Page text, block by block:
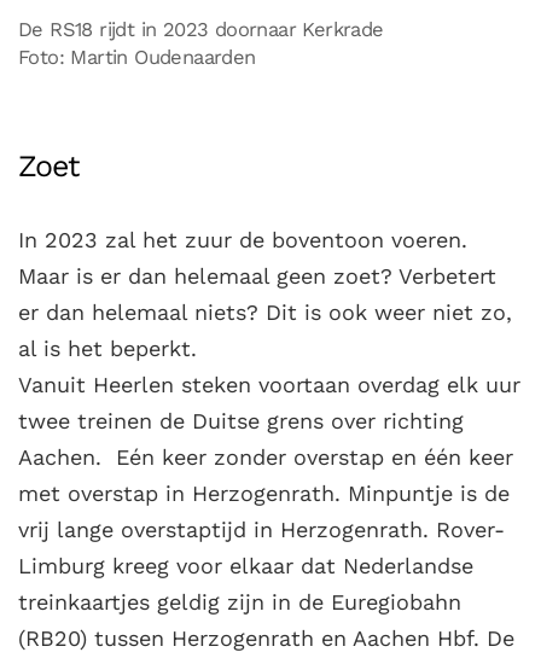
De RS18 rijdt in 2023 doornaar Kerkrade
Foto: Martin Oudenaarden
Zoet
In 2023 zal het zuur de boventoon voeren.
Maar is er dan helemaal geen zoet? Verbetert
er dan helemaal niets? Dit is ook weer niet zo,
al is het beperkt.
Vanuit Heerlen steken voortaan overdag elk uur
twee treinen de Duitse grens over richting
Aachen. Eén keer zonder overstap en één keer
met overstap in Herzogenrath. Minpuntje is de
vrij lange overstaptijd in Herzogenrath. Rover-
Limburg kreeg voor elkaar dat Nederlandse
treinkaartjes geldig zijn in de Euregiobahn
(RB20) tussen Herzogenrath en Aachen Hbf. De